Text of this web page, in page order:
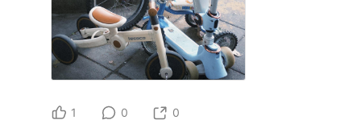
1 0 0